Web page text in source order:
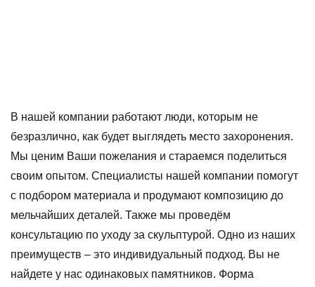
В нашей компании работают люди, которым не
безразлично, как будет выглядеть место захоронения.
Мы ценим Ваши пожелания и стараемся поделиться
своим опытом. Специалисты нашей компании помогут
с подбором материала и продумают композицию до
мельчайших деталей. Также мы проведём
консультацию по уходу за скульптурой. Одно из наших
преимуществ – это индивидуальный подход. Вы не
найдете у нас одинаковых памятников. Форма